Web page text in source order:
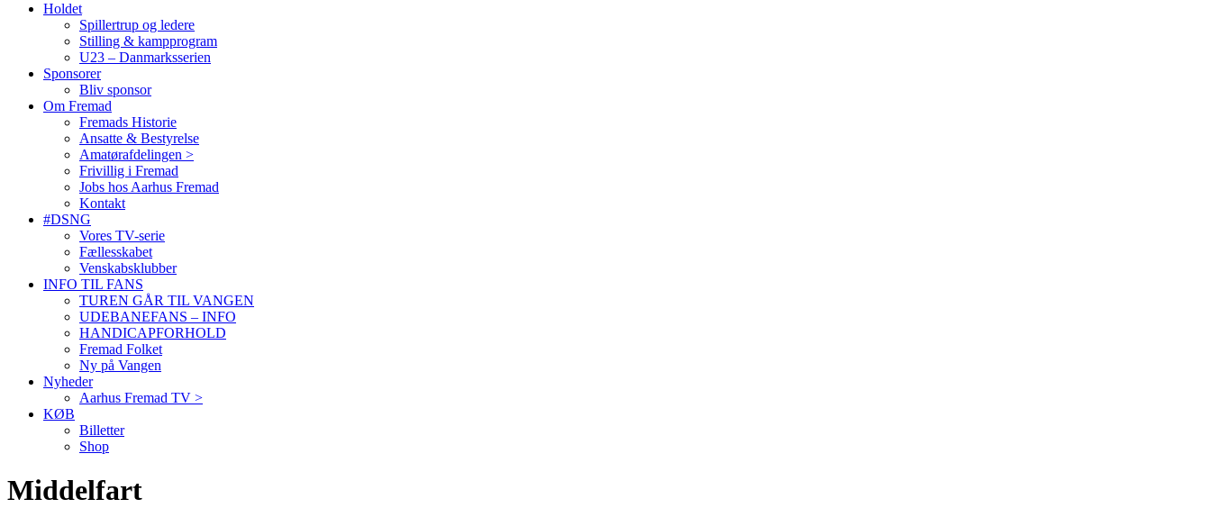
Holdet
Spillertrup og ledere
Stilling & kampprogram
U23 – Danmarksserien
Sponsorer
Bliv sponsor
Om Fremad
Fremads Historie
Ansatte & Bestyrelse
Amatørafdelingen >
Frivillig i Fremad
Jobs hos Aarhus Fremad
Kontakt
#DSNG
Vores TV-serie
Fællesskabet
Venskabsklubber
INFO TIL FANS
TUREN GÅR TIL VANGEN
UDEBANEFANS – INFO
HANDICAPFORHOLD
Fremad Folket
Ny på Vangen
Nyheder
Aarhus Fremad TV >
KØB
Billetter
Shop
Middelfart